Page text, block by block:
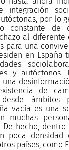
integración
por lo
constante de
al diferente
para una
en España
y autóctonos.
de
ámbitos
vacía es una
muchas
hecho, dentro
poca densidad
países, como